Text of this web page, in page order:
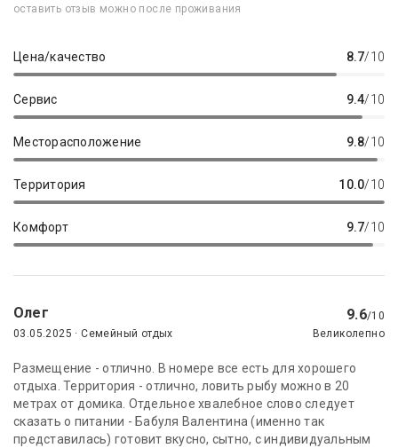
оставить отзыв можно после проживания
Цена/качество 8.7/10
Сервис 9.4/10
Месторасположение 9.8/10
Территория 10.0/10
Комфорт 9.7/10
Олег 9.6/10
03.05.2025 · Семейный отдых
Великолепно
Размещение - отлично. В номере все есть для хорошего
отдыха. Территория - отлично, ловить рыбу можно в 20
метрах от домика. Отдельное хвалебное слово следует
сказать о питании - Бабуля Валентина (именно так
представилась) готовит вкусно, сытно, с индивидуальным